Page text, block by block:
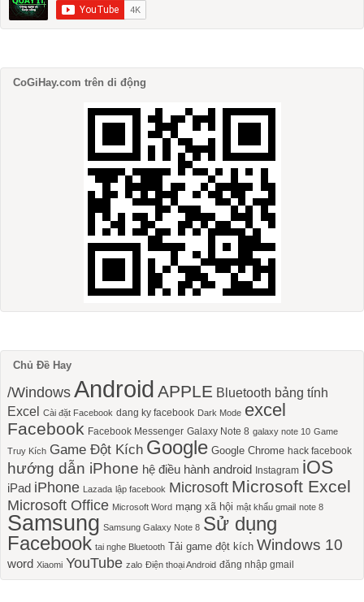
CoGiHay.com trên di động
Chủ Đề Hay
/Windows Android APPLE Bluetooth bảng tính
Excel Cài đặt Facebook dang ky facebook Dark Mode excel
Facebook Facebook Messenger Galaxy Note 8 galaxy note 10 Game
Truy Kích Game Đột Kích Google Google Chrome hack facebook
hướng dẫn iPhone hệ điều hành android Instagram iOS
iPad iPhone Lazada lập facebook Microsoft Microsoft Excel
Microsoft Office Microsoft Word mạng xã hội mật khẩu gmail note 8
Samsung Samsung Galaxy Note 8 Sử dụng
Facebook tai nghe Bluetooth Tải game đột kích Windows 10
word Xiaomi YouTube zalo Điện thoại Android đăng nhập gmail